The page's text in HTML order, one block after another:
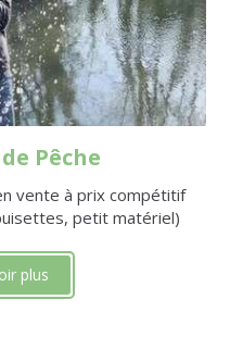
Pêche
vente à prix compétitif
petit matériel)
plus